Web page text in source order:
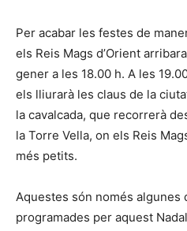
Per acabar les festes de
els Reis Mags d’Orient
gener a les 18.00 h. A les
els lliurarà les claus de la
la cavalcada, que recorrerà
la Torre Vella, on els Reis
més petits.
Aquestes són només algunes
programades per aquest